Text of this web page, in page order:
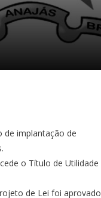
de implantação de
o Título de Utilidade
de Lei foi aprovado